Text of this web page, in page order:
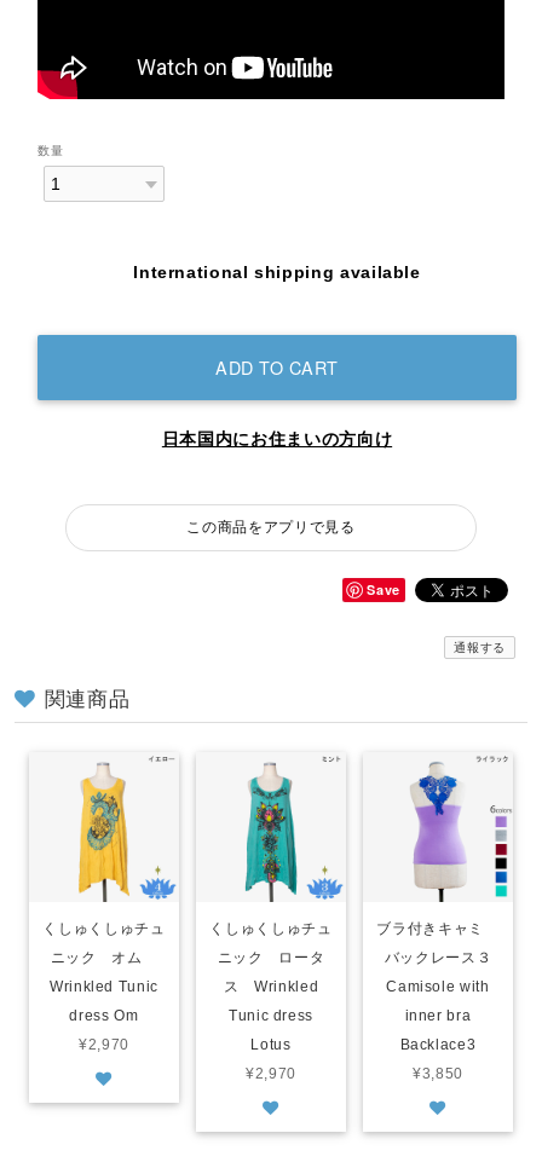
数量
International shipping available
ADD TO CART
日本国内にお住まいの方向け
この商品をアプリで見る
Save
通報する
関連商品
くしゅくしゅチュ
ニック オム
Wrinkled Tunic
dress Om
¥2,970
くしゅくしゅチュ
ニック ロータ
ス Wrinkled
Tunic dress
Lotus
¥2,970
ブラ付きキャミ
バックレース３
Camisole with
inner bra
Backlace3
¥3,850